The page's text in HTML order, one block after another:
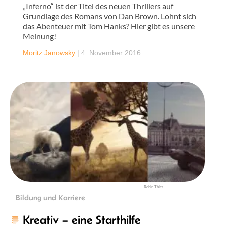
„Inferno“ ist der Titel des neuen Thrillers auf
Grundlage des Romans von Dan Brown. Lohnt sich
das Abenteuer mit Tom Hanks? Hier gibt es unsere
Meinung!
Moritz Janowsky | 4. November 2016
Robin Thier
Bildung und Karriere
Kreativ – eine Starthilfe